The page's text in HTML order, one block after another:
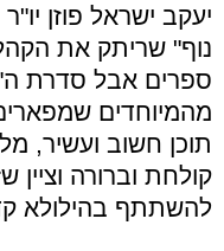
יעקב ישראל פוזן יו"ר
נוף" שריתק את
ספרים אבל סדרת ה
מהמיוחדים
תוכן חשוב ועשיר,
קולחת וברורה וציין
להשתתף בהילולא